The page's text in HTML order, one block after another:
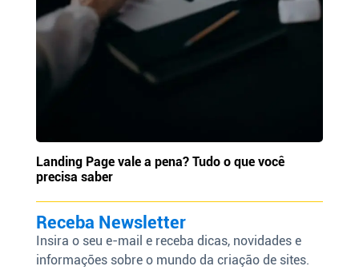
Landing Page vale a pena? Tudo o que você
precisa saber
Receba Newsletter
Insira o seu e-mail e receba dicas, novidades e
informações sobre o mundo da criação de sites.